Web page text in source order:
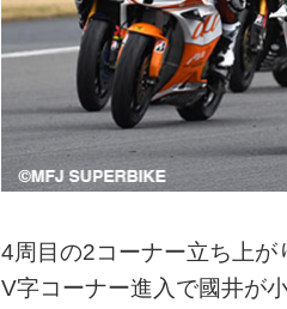
4周目の2コーナー立ち上
V字コーナー進入で國井が